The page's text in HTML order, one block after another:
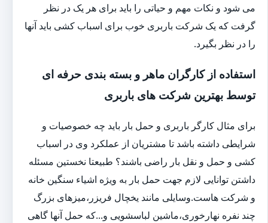
می شود و نکات مهم و حیاتی را باید برای هر یک در نظر
گرفت که یک شرکت باربری خوب برای اسباب کشی باید آنها
را در نظر بگیرد.
استفاده از کارگران ماهر و بسته بندی حرفه ای
توسط بهترین شرکت های باربری
برای مثال کارگر باربری و حمل بار باید چه خصوصیات و
شرایطی داشته باشد تا مشتریان از عملکرد وی در اسباب
کشی و حمل و نقل بار راضی باشند؟ طبیعتا نخستین مسئله
داشتن توانایی لازم جهت حمل بار به ویژه اشیاء سنگین خانه
و شرکت هاست.وسایلی مانند یخچال فریزر،میزهای بزرگ
چند نفره نهارخوری،ماشین لباسشویی و...که حمل آنها گاهی